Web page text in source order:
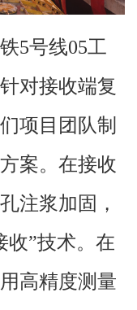
5号线05工
对接收端复
项目团队制
案。在接收
注浆加固，
收”技术。在
高精度测量